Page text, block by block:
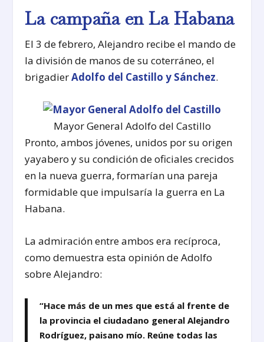
La campaña en La Habana
El 3 de febrero, Alejandro recibe el mando de
la división de manos de su coterráneo, el
brigadierAdolfo del Castillo y Sánchez.
Mayor General Adolfo del Castillo
Pronto, ambos jóvenes, unidos por su origen
yayabero y su condición de oficiales crecidos
en la nueva guerra, formarían una pareja
formidable que impulsaría la guerra en La
Habana.
La admiración entre ambos era recíproca,
como demuestra esta opinión de Adolfo
sobre Alejandro:
“Hace más de un mes que está al frente de
la provincia el ciudadano general Alejandro
Rodríguez, paisano mío. Reúne todas las